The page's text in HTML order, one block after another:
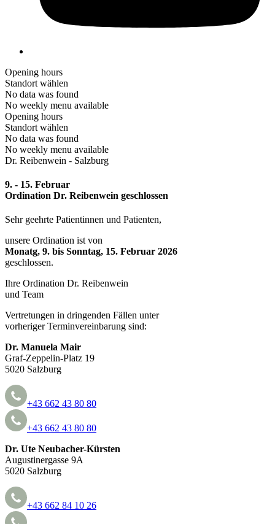
Opening hours
Standort wählen
No data was found
No weekly menu available
Opening hours
Standort wählen
No data was found
No weekly menu available
Dr. Reibenwein - Salzburg
9. - 15. Februar
Ordination Dr. Reibenwein geschlossen
Sehr geehrte Patientinnen und Patienten,
unsere Ordination ist von
Monatg, 9. bis Sonntag, 15. Februar 2026
geschlossen.
Ihre Ordination Dr. Reibenwein
und Team
Vertretungen in dringenden Fällen unter
vorheriger Termin­ver­ein­barung sind:
Dr. Manuela Mair
Graf-Zeppelin-Platz 19
5020 Salzburg
+43 662 43 80 80
+43 662 43 80 80
Dr. Ute Neubacher-Kürsten
Augustinergasse 9A
5020 Salzburg
+43 662 84 10 26